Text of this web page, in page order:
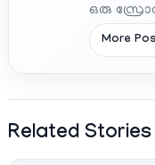
ഒരു
More
Related Stories